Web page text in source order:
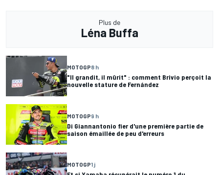
Plus de
Léna Buffa
MOTOGP8 h
"Il grandit, il mûrit" : comment Brivio perçoit la
nouvelle stature de Fernández
MOTOGP9 h
Di Giannantonio fier d'une première partie de
saison émaillée de peu d'erreurs
MOTOGP1 j